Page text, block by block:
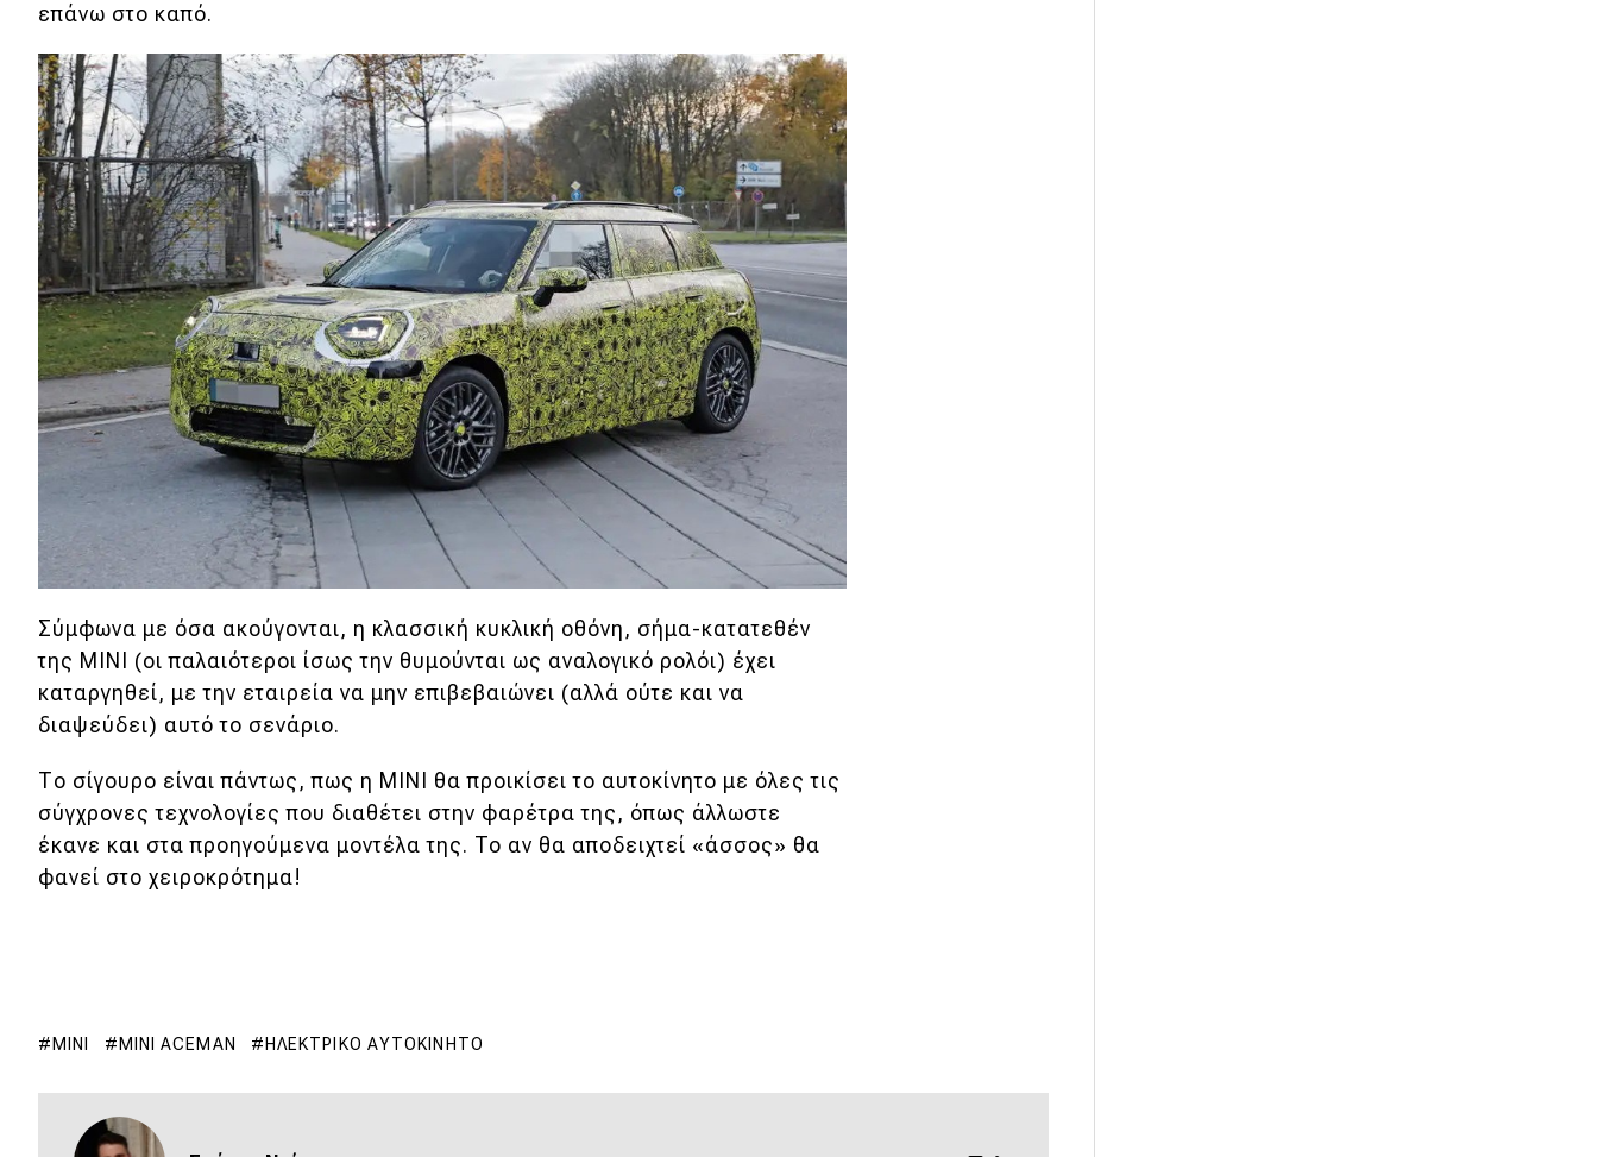
Συμβουλές
ΚΤΕΟ
Οδική βοήθεια
eDRIVE
DRIVE USED
επάνω στο καπό.
Σύμφωνα με όσα ακούγονται, η κλασσική κυκλική οθόνη, σήμα-κατατεθέν
της MINI (οι παλαιότεροι ίσως την θυμούνται ως αναλογικό ρολόι) έχει
καταργηθεί, με την εταιρεία να μην επιβεβαιώνει (αλλά ούτε και να
διαψεύδει) αυτό το σενάριο.
Το σίγουρο είναι πάντως, πως η MINI θα προικίσει το αυτοκίνητο με όλες τις
σύγχρονες τεχνολογίες που διαθέτει στην φαρέτρα της, όπως άλλωστε
έκανε και στα προηγούμενα μοντέλα της. To αν θα αποδειχτεί «άσσος» θα
φανεί στο χειροκρότημα!
MINI MINI ACEMAN ΗΛΕΚΤΡΙΚΌ ΑΥΤΟΚΊΝΗΤΟ